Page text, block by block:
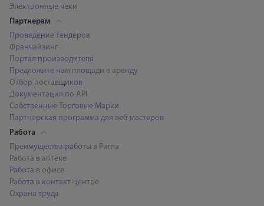
Электронные чеки
Партнерам
Проведение тендеров
Франчайзинг
Портал производителя
Предложите нам площади в аренду
Отбор поставщиков
Документация по API
Собственные Торговые Марки
Партнерская программа для веб-мастеров
Работа
Преимущества работы в Ригла
Работа в аптеке
Работа в офисе
Работа в контакт-центре
Охрана труда